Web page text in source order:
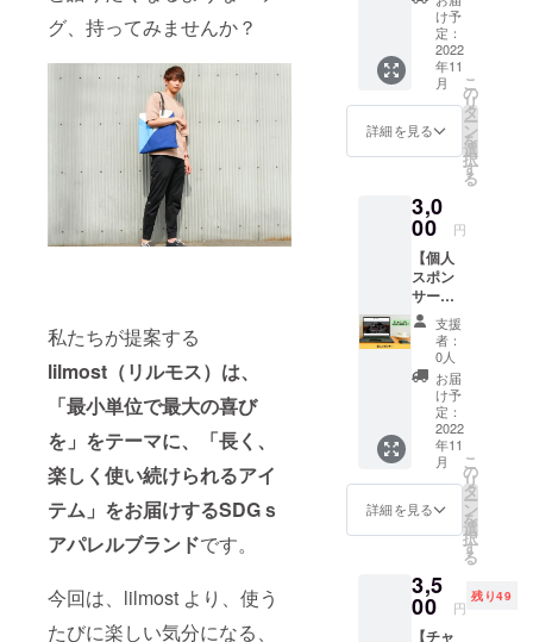
グ、持ってみませんか？
私たちが提案する
lilmost（リルモス）は、
「最小単位で最大の喜び
を」をテーマに、「長く、
楽しく使い続けられるアイ
テム」をお届けするSDGｓ
アパレルブランドです。
今回は、lilmost より、使う
たびに楽しい気分になる、
ナルブラン
ドlilmost を
立ち上げ商
品の製作、
販売を行
い人向
けのリ
ターン
です。
株式会
社オー
バー
シーズ
代表・
司から
熱いお
礼の
メール
をお送
りさせ
ていた
だきま
す。 な
お、支
援時に
上乗せ
支援が
可能で
す。 応
援の気
持ちの
す！
け予
定：
2022
年11
月
詳細を見る
こ
の
リ
タ
ー
ン
を
選
択
す
る
3,0
00 円
【個人
スポン
サー】 ​
lilmost
の個人
スポン
サーに
なれる
権利で
す。 ​
lilmost
のHPに
支援者
として
お名前
を掲載
いただ
きま
す。 あ
支援
者：
0人
お届
け予
定：
2022
年11
月
詳細を見る
こ
の
リ
タ
ー
ン
を
選
択
す
る
3,5
00 円
残り49
【チャ